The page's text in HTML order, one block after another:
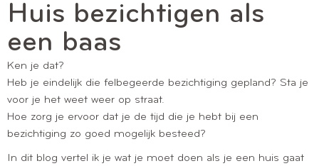
Huis bezichtigen als
een baas
Ken je dat?
Heb je eindelijk die felbegeerde bezichtiging gepland? Sta je
voor je het weet weer op straat.
Hoe zorg je ervoor dat je de tijd die je hebt bij een
bezichtiging zo goed mogelijk besteed?
In dit blog vertel ik je wat je moet doen als je een huis gaat